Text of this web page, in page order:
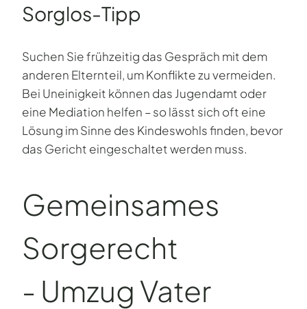
Sorglos-Tipp
Suchen Sie frühzeitig das Gespräch mit dem
anderen Elternteil, um Konflikte zu vermeiden.
Bei Uneinigkeit können das Jugendamt oder
eine Mediation helfen – so lässt sich oft eine
Lösung im Sinne des Kindeswohls finden, bevor
das Gericht eingeschaltet werden muss.
Gemein­sames
Sorgerecht
- Umzug Vater